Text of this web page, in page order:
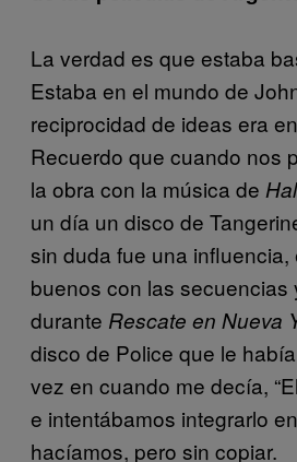
La verdad es que estaba
Estaba en el mundo de
reciprocidad de ideas era
Recuerdo que cuando nos
la obra con la música de
un día un disco de
sin duda fue una influencia,
buenos con las secuencias
durante Rescate en Nueva
disco de Police que le
vez en cuando me decía,
e intentábamos integrarlo
hacíamos, pero sin copiar.